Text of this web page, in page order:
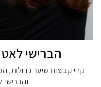
הברישי
קחי קבוצות שיער גדולות,